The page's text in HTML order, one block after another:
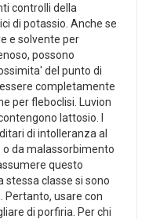
controlli della
di potassio. Anche se
e solvente per
possono
del punto di
completamente
per fleboclisi. Luvion
lattosio. I
di intolleranza al
da malassorbimento
questo
stessa classe si sono
Pertanto, usare con
di porfiria. Per chi